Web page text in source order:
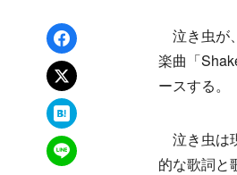
Facebookでシェア
xでポスト
はてなブックマーク
LINEで送る
泣き虫が
楽曲「
ースする。
泣き虫は
的な歌詞と